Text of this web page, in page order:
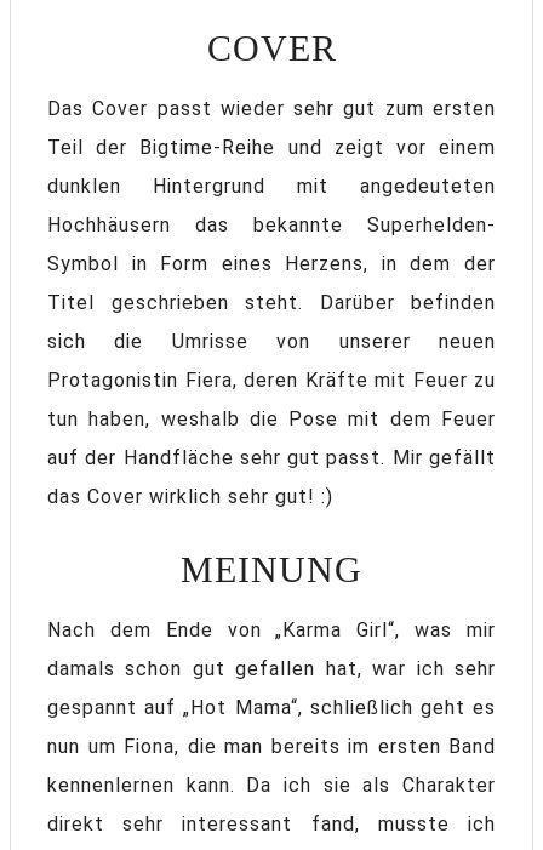
COVER
Das Cover passt wieder sehr gut zum ersten
Teil der Bigtime-Reihe und zeigt vor einem
dunklen Hintergrund mit angedeuteten
Hochhäusern das bekannte Superhelden-
Symbol in Form eines Herzens, in dem der
Titel geschrieben steht. Darüber befinden
sich die Umrisse von unserer neuen
Protagonistin Fiera, deren Kräfte mit Feuer zu
tun haben, weshalb die Pose mit dem Feuer
auf der Handfläche sehr gut passt. Mir gefällt
das Cover wirklich sehr gut! :)
MEINUNG
Nach dem Ende von „Karma Girl“, was mir
damals schon gut gefallen hat, war ich sehr
gespannt auf „Hot Mama“, schließlich geht es
nun um Fiona, die man bereits im ersten Band
kennenlernen kann. Da ich sie als Charakter
direkt sehr interessant fand, musste ich